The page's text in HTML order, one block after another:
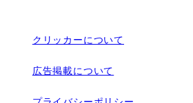
クリッカーについて
広告掲載について